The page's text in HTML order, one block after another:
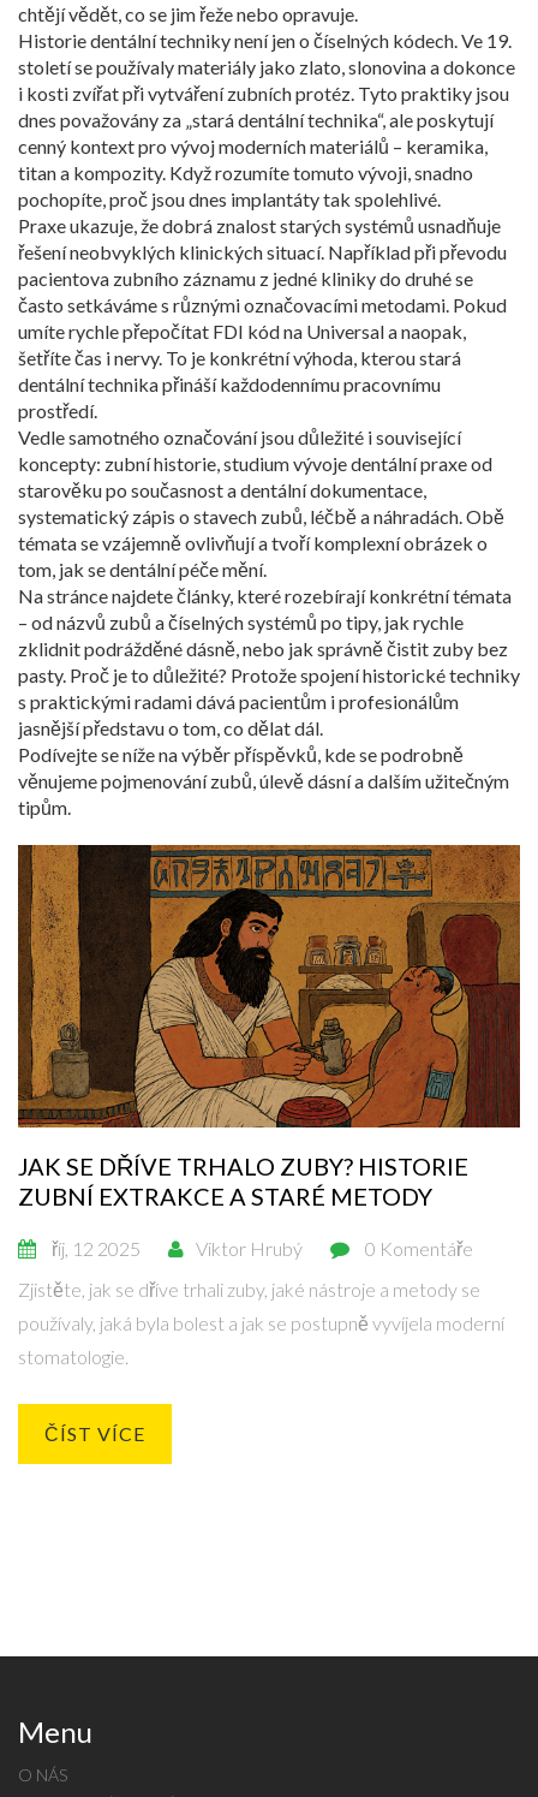
chtějí vědět, co se jim řeže nebo opravuje.
Historie dentální techniky není jen o číselných kódech. Ve 19.
století se používaly materiály jako zlato, slonovina a dokonce
i kosti zvířat při vytváření zubních protéz. Tyto praktiky jsou
dnes považovány za „stará dentální technika“, ale poskytují
cenný kontext pro vývoj moderních materiálů – keramika,
titan a kompozity. Když rozumíte tomuto vývoji, snadno
pochopíte, proč jsou dnes implantáty tak spolehlivé.
Praxe ukazuje, že dobrá znalost starých systémů usnadňuje
řešení neobvyklých klinických situací. Například při převodu
pacientova zubního záznamu z jedné kliniky do druhé se
často setkáváme s různými označovacími metodami. Pokud
umíte rychle přepočítat FDI kód na Universal a naopak,
šetříte čas i nervy. To je konkrétní výhoda, kterou stará
dentální technika přináší každodennímu pracovnímu
prostředí.
Vedle samotného označování jsou důležité i související
koncepty: zubní historie,studium vývoje dentální praxe od
starověku po současnostadentální dokumentace,
systematický zápis o stavech zubů, léčbě a náhradách. Obě
témata se vzájemně ovlivňují a tvoří komplexní obrázek o
tom, jak se dentální péče mění.
Na stránce najdete články, které rozebírají konkrétní témata
– od názvů zubů a číselných systémů po tipy, jak rychle
zklidnit podrážděné dásně, nebo jak správně čistit zuby bez
pasty. Proč je to důležité? Protože spojení historické techniky
s praktickými radami dává pacientům i profesionálům
jasnější představu o tom, co dělat dál.
Podívejte se níže na výběr příspěvků, kde se podrobně
věnujeme pojmenování zubů, úlevě dásní a dalším užitečným
tipům.
JAK SE DŘÍVE TRHALO ZUBY? HISTORIE
ZUBNÍ EXTRAKCE A STARÉ METODY
říj, 12 2025 Viktor Hrubý
0 Komentáře
Zjistěte, jak se dříve trhali zuby, jaké nástroje a metody se
používaly, jaká byla bolest a jak se postupně vyvíjela moderní
stomatologie.
ČÍST VÍCE
Menu
O NÁS